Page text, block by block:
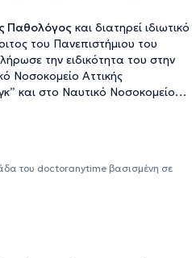
Παθολόγος και διατηρεί ιδιωτικό
του Πανεπιστήμιου του
την ειδικότητα του στην
Νοσοκομείο Αττικής
και στο Ναυτικό Νοσοκομείο
θεραπευτήριο Μetropolitan.
στις ανάγκες των ασθενών
συνεχώς συνέδρια με στόχο
του doctoranytime βασισμένη σε